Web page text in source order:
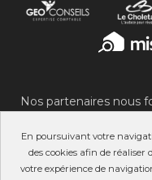
En poursuivant votre
des cookies afin de réaliser
votre expérience de
Nos partenaires nous